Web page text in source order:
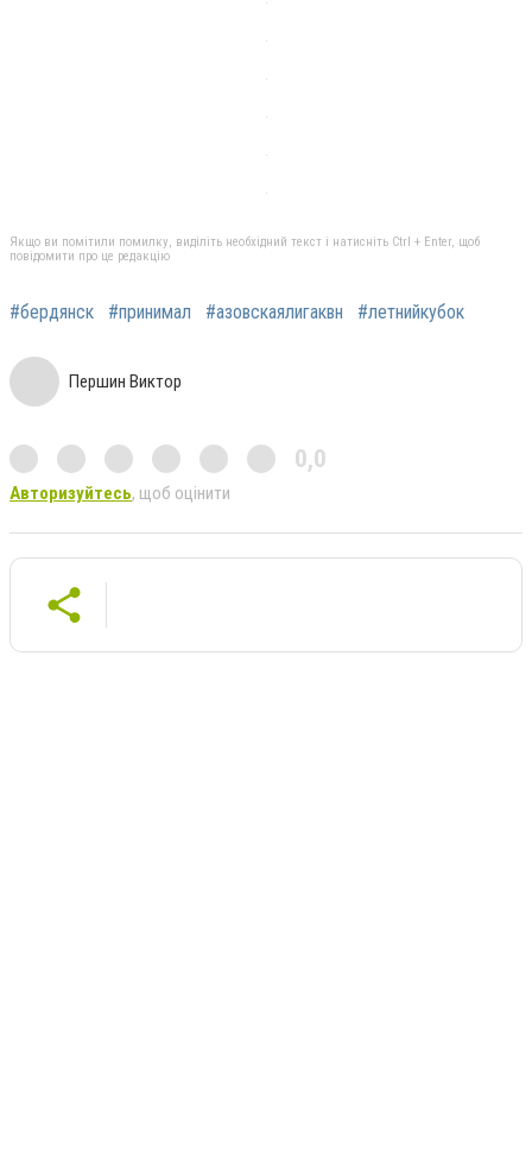
Якщо ви помітили помилку, виділіть необхідний текст і натисніть Ctrl + Enter, щоб
повідомити про це редакцію
#бердянск #принимал #азовскаялигаквн #летнийкубок
Першин Виктор
0,0
Авторизуйтесь, щоб оцінити